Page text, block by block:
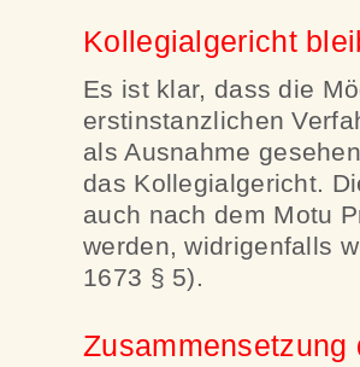
Kollegialgericht
Es ist klar, dass die
erstinstanzlichen
als Ausnahme
das Kollegialgericht.
auch nach dem Motu
werden, widrigenfalls
1673 § 5).